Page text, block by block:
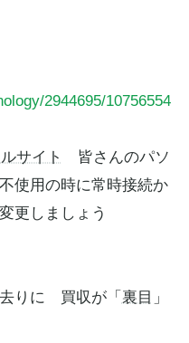
2944695/10756554
サイト
皆さんのパソ
使用の時に常時接続か
更しましょう
りに 買収が「 裏目 」